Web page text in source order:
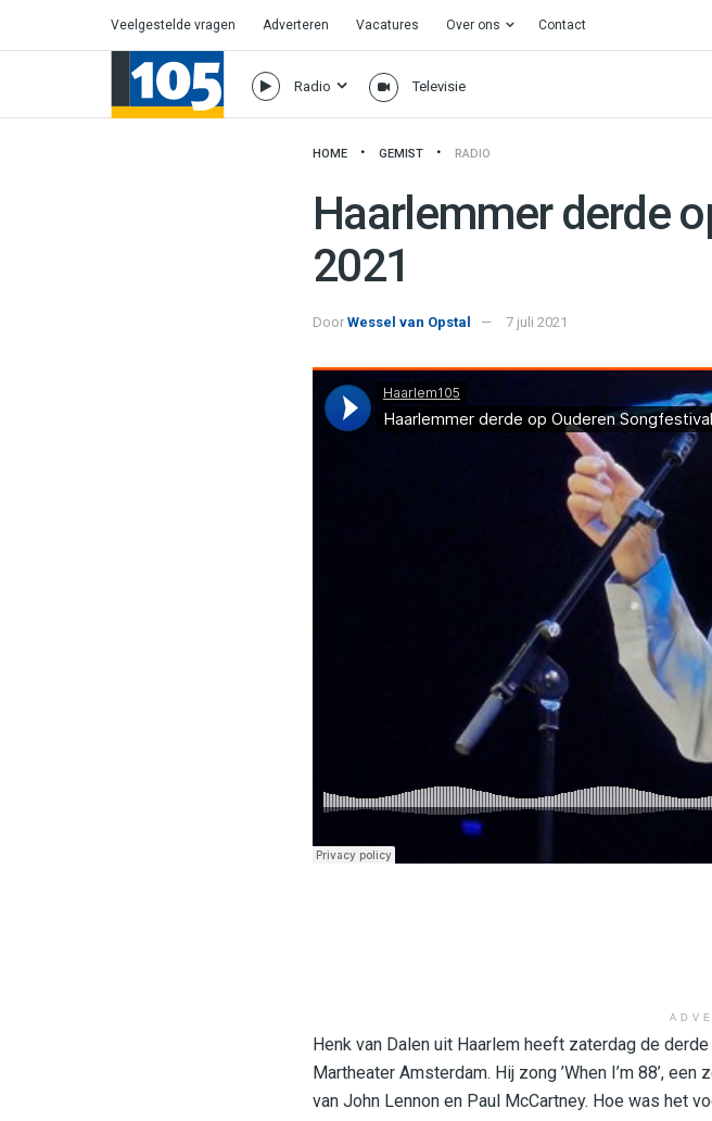
Veelgestelde vragen Adverteren Vacatures Over ons Contact
Radio Televisie
HOME GEMIST RADIO
Haarlemmer derde
2021
Door Wessel van Opstal 7 juli 2021
Haarlem105 Haarlemmer derde op Ouderen Songfestival 2021
Henk van Dalen uit Haarlem heeft zaterdag de
Martheater Amsterdam. Hij zong ’When I’m 88’,
van John Lennon en Paul McCartney. Hoe was het